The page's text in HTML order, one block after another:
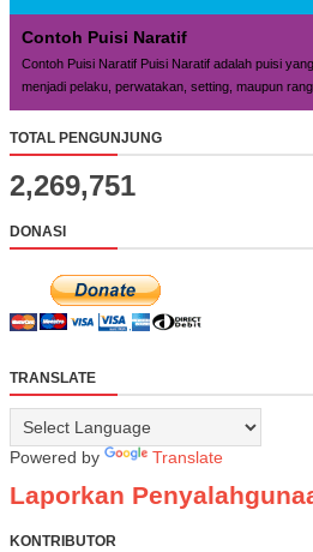
Contoh Puisi Naratif
Contoh Puisi Naratif Puisi Naratif adalah puisi
menjadi pelaku, perwatakan, setting, maupun
TOTAL PENGUNJUNG
2,269,751
DONASI
TRANSLATE
Powered by Translate
Laporkan
KONTRIBUTOR